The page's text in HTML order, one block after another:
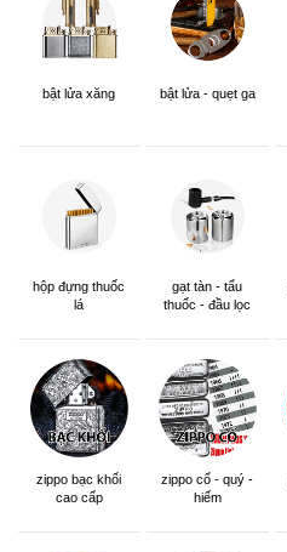
bật lửa xăng bật lửa - quẹt ga
hộp đựng thuốc
lá
gạt tàn - tẩu
thuốc - đầu lọc
zippo bạc khối
cao cấp
zippo cổ - quý -
hiếm